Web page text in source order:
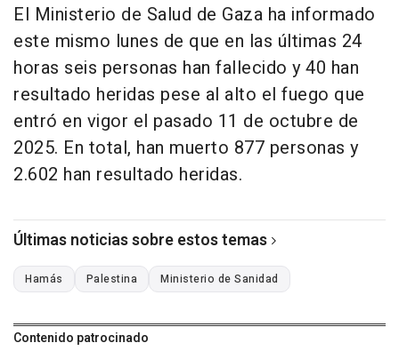
El Ministerio de Salud de Gaza ha informado
este mismo lunes de que en las últimas 24
horas seis personas han fallecido y 40 han
resultado heridas pese al alto el fuego que
entró en vigor el pasado 11 de octubre de
2025. En total, han muerto 877 personas y
2.602 han resultado heridas.
Últimas noticias sobre estos temas
Hamás Palestina Ministerio de Sanidad
Contenido patrocinado